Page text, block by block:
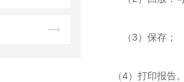
（3）保存；
（4）打印报告